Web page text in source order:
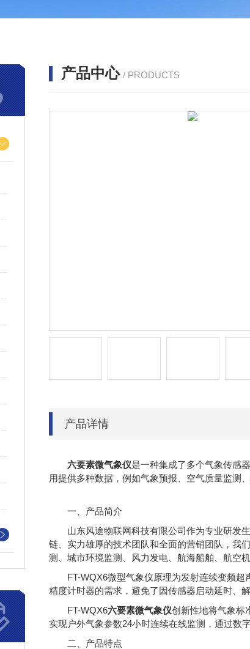
产品中心 / PRODUCTS
产品详情
六要素微气象仪是一种集成了多个气象传感
用提供多种数据，例如气象预报、空气质量监测、
一、产品简介
山东风途物联网科技有限公司作为专业研发
链、实力雄厚的技术团队和全面的营销团队，我
测、城市环境监测、风力发电、航海船舶、航空
FT-WQX6微型气象仪原理为发射连续变频超
精度计时器的需求，避免了因传感器启动延时、
FT-WQX6六要素微气象仪创新性地将气象标
实现户外气象参数24小时连续在线监测，通过数
二、产品特点